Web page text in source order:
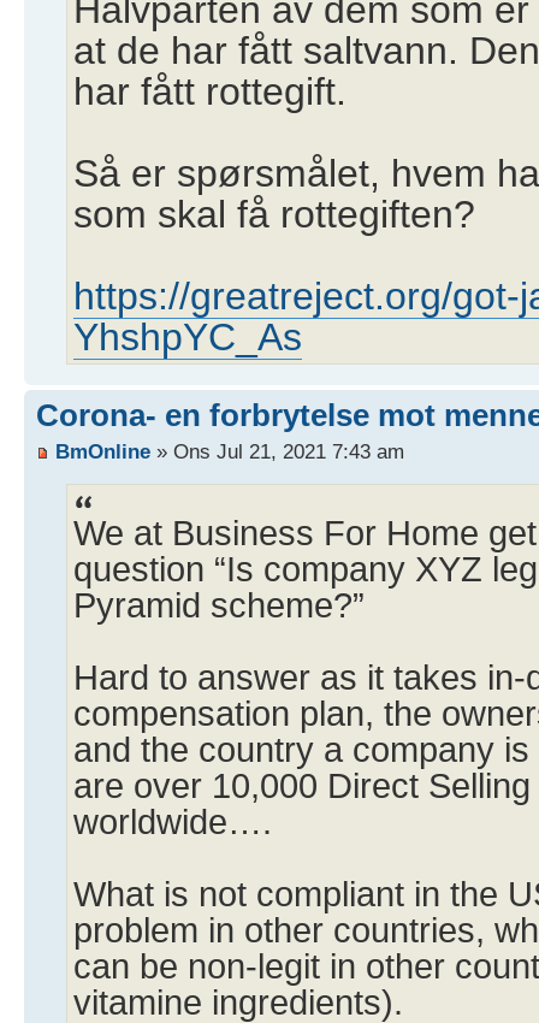
Halvparten av dem som
at de har fått saltvann.
har fått rottegift.
Så er spørsmålet, hvem
som skal få rottegiften?
https://greatreject.org/got-
YhshpYC_As
Corona- en forbrytelse mot
BmOnline » Ons Jul 21, 2021 7:43 am
We at Business For Home
question “Is company XYZ
Pyramid scheme?”
Hard to answer as it takes
compensation plan, the
and the country a company
are over 10,000 Direct
worldwide….
What is not compliant in the
problem in other countries,
can be non-legit in other
vitamine ingredients).